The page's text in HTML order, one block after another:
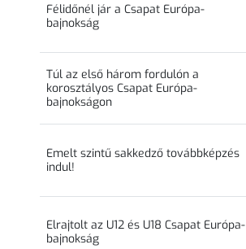
Félidőnél jár a Csapat Európa-
bajnokság
Túl az első három fordulón a
korosztályos Csapat Európa-
bajnokságon
Emelt szintű sakkedző továbbképzés
indul!
Elrajtolt az U12 és U18 Csapat Európa-
bajnokság